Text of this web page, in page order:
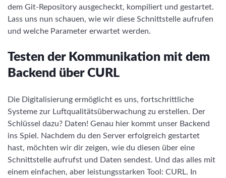
dem Git-Repository ausgecheckt, kompiliert und gestartet.
Lass uns nun schauen, wie wir diese Schnittstelle aufrufen
und welche Parameter erwartet werden.
Testen der Kommunikation mit dem
Backend über CURL
Die Digitalisierung ermöglicht es uns, fortschrittliche
Systeme zur Luftqualitätsüberwachung zu erstellen. Der
Schlüssel dazu? Daten! Genau hier kommt unser Backend
ins Spiel. Nachdem du den Server erfolgreich gestartet
hast, möchten wir dir zeigen, wie du diesen über eine
Schnittstelle aufrufst und Daten sendest. Und das alles mit
einem einfachen, aber leistungsstarken Tool: CURL. In